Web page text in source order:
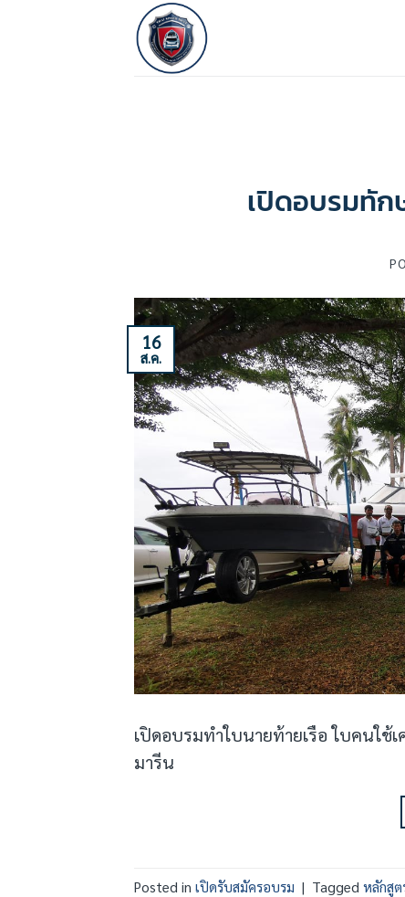
เปิดอบรมทัก
16
ส.ค.
เปิดอบรมทำใบนายท้ายเรือ ใบคนใ
มารีน
Posted in เปิดรับสมัครอบรม | Tagged หลักสู